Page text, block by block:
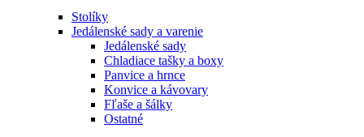
Stolíky
Jedálenské sady a varenie
Jedálenské sady
Chladiace tašky a boxy
Panvice a hrnce
Konvice a kávovary
Fľaše a šálky
Ostatné